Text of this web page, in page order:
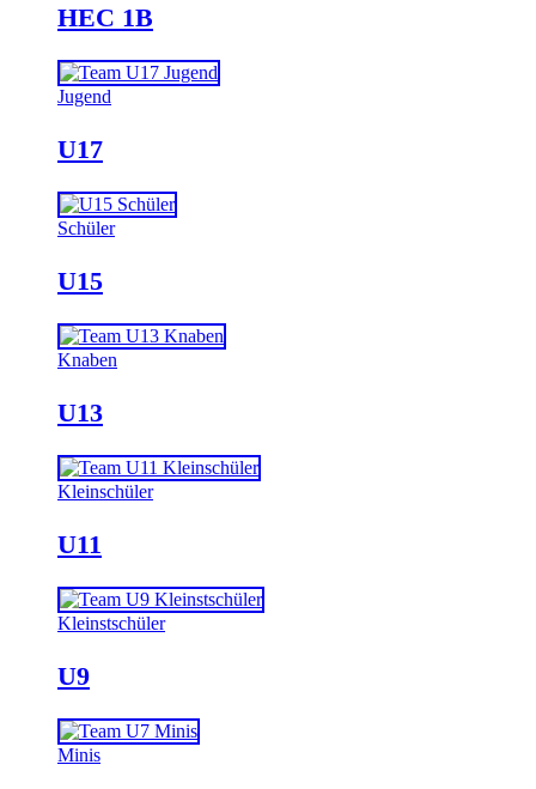
HEC 1B
Jugend
U17
Schüler
U15
Knaben
U13
Kleinschüler
U11
Kleinstschüler
U9
Minis